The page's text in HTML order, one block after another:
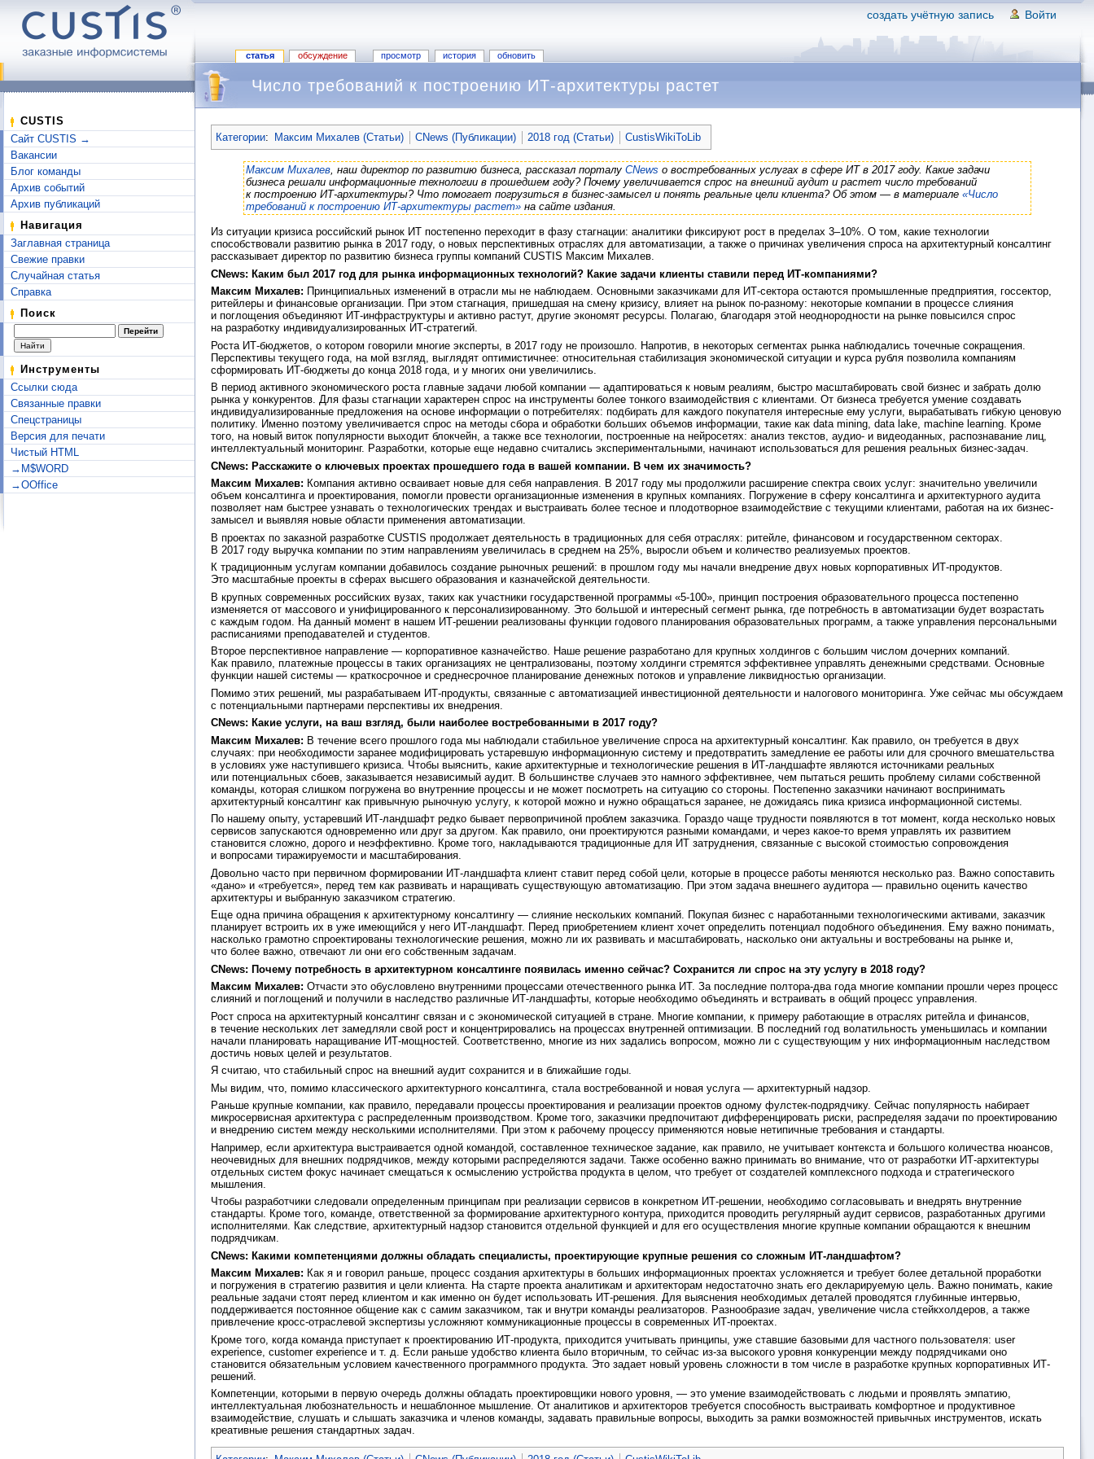
создать учётную запись Войти
статья обсуждение просмотр история обновить
CUSTIS
Сайт CUSTIS →
Вакансии
Блог команды
Архив событий
Архив публикаций
Навигация
Заглавная страница
Свежие правки
Случайная статья
Справка
Поиск
Инструменты
Ссылки сюда
Связанные правки
Спецстраницы
Версия для печати
Чистый HTML
→M$WORD
→OOffice
Число требований к построению ИТ-архитектуры растет
Категории: Максим Михалев (Статьи) CNews (Публикации) 2018 год (Статьи) CustisWikiToLib
Максим Михалев, наш директор по развитию бизнеса, рассказал порталу CNews о востребованных услугах в сфере ИТ в 2017 году. Какие задачи
бизнеса решали информационные технологии в прошедшем году? Почему увеличивается спрос на внешний аудит и растет число требований
к построению ИТ-архитектуры? Что помогает погрузиться в бизнес-замысел и понять реальные цели клиента? Об этом — в материале «Число
требований к построению ИТ-архитектуры растет» на сайте издания.
Из ситуации кризиса российский рынок ИТ постепенно переходит в фазу стагнации: аналитики фиксируют рост в пределах 3–10%. О том, какие технологии
способствовали развитию рынка в 2017 году, о новых перспективных отраслях для автоматизации, а также о причинах увеличения спроса на архитектурный консалтинг
рассказывает директор по развитию бизнеса группы компаний CUSTIS Максим Михалев.
CNews: Каким был 2017 год для рынка информационных технологий? Какие задачи клиенты ставили перед ИТ-компаниями?
Максим Михалев: Принципиальных изменений в отрасли мы не наблюдаем. Основными заказчиками для ИТ-сектора остаются промышленные предприятия, госсектор,
ритейлеры и финансовые организации. При этом стагнация, пришедшая на смену кризису, влияет на рынок по-разному: некоторые компании в процессе слияния
и поглощения объединяют ИТ-инфраструктуры и активно растут, другие экономят ресурсы. Полагаю, благодаря этой неоднородности на рынке повысился спрос
на разработку индивидуализированных ИТ-стратегий.
Роста ИТ-бюджетов, о котором говорили многие эксперты, в 2017 году не произошло. Напротив, в некоторых сегментах рынка наблюдались точечные сокращения.
Перспективы текущего года, на мой взгляд, выглядят оптимистичнее: относительная стабилизация экономической ситуации и курса рубля позволила компаниям
сформировать ИТ-бюджеты до конца 2018 года, и у многих они увеличились.
В период активного экономического роста главные задачи любой компании — адаптироваться к новым реалиям, быстро масштабировать свой бизнес и забрать долю
рынка у конкурентов. Для фазы стагнации характерен спрос на инструменты более тонкого взаимодействия с клиентами. От бизнеса требуется умение создавать
индивидуализированные предложения на основе информации о потребителях: подбирать для каждого покупателя интересные ему услуги, вырабатывать гибкую ценовую
политику. Именно поэтому увеличивается спрос на методы сбора и обработки больших объемов информации, такие как data mining, data lake, machine learning. Кроме
того, на новый виток популярности выходит блокчейн, а также все технологии, построенные на нейросетях: анализ текстов, аудио- и видеоданных, распознавание лиц,
интеллектуальный мониторинг. Разработки, которые еще недавно считались экспериментальными, начинают использоваться для решения реальных бизнес-задач.
CNews: Расскажите о ключевых проектах прошедшего года в вашей компании. В чем их значимость?
Максим Михалев: Компания активно осваивает новые для себя направления. В 2017 году мы продолжили расширение спектра своих услуг: значительно увеличили
объем консалтинга и проектирования, помогли провести организационные изменения в крупных компаниях. Погружение в сферу консалтинга и архитектурного аудита
позволяет нам быстрее узнавать о технологических трендах и выстраивать более тесное и плодотворное взаимодействие с текущими клиентами, работая на их бизнес-
замысел и выявляя новые области применения автоматизации.
В проектах по заказной разработке CUSTIS продолжает деятельность в традиционных для себя отраслях: ритейле, финансовом и государственном секторах.
В 2017 году выручка компании по этим направлениям увеличилась в среднем на 25%, выросли объем и количество реализуемых проектов.
К традиционным услугам компании добавилось создание рыночных решений: в прошлом году мы начали внедрение двух новых корпоративных ИТ-продуктов.
Это масштабные проекты в сферах высшего образования и казначейской деятельности.
В крупных современных российских вузах, таких как участники государственной программы «5-100», принцип построения образовательного процесса постепенно
изменяется от массового и унифицированного к персонализированному. Это большой и интересный сегмент рынка, где потребность в автоматизации будет возрастать
с каждым годом. На данный момент в нашем ИТ-решении реализованы функции годового планирования образовательных программ, а также управления персональными
расписаниями преподавателей и студентов.
Второе перспективное направление — корпоративное казначейство. Наше решение разработано для крупных холдингов с большим числом дочерних компаний.
Как правило, платежные процессы в таких организациях не централизованы, поэтому холдинги стремятся эффективнее управлять денежными средствами. Основные
функции нашей системы — краткосрочное и среднесрочное планирование денежных потоков и управление ликвидностью организации.
Помимо этих решений, мы разрабатываем ИТ-продукты, связанные с автоматизацией инвестиционной деятельности и налогового мониторинга. Уже сейчас мы обсуждаем
с потенциальными партнерами перспективы их внедрения.
CNews: Какие услуги, на ваш взгляд, были наиболее востребованными в 2017 году?
Максим Михалев: В течение всего прошлого года мы наблюдали стабильное увеличение спроса на архитектурный консалтинг. Как правило, он требуется в двух
случаях: при необходимости заранее модифицировать устаревшую информационную систему и предотвратить замедление ее работы или для срочного вмешательства
в условиях уже наступившего кризиса. Чтобы выяснить, какие архитектурные и технологические решения в ИТ-ландшафте являются источниками реальных
или потенциальных сбоев, заказывается независимый аудит. В большинстве случаев это намного эффективнее, чем пытаться решить проблему силами собственной
команды, которая слишком погружена во внутренние процессы и не может посмотреть на ситуацию со стороны. Постепенно заказчики начинают воспринимать
архитектурный консалтинг как привычную рыночную услугу, к которой можно и нужно обращаться заранее, не дожидаясь пика кризиса информационной системы.
По нашему опыту, устаревший ИТ-ландшафт редко бывает первопричиной проблем заказчика. Гораздо чаще трудности появляются в тот момент, когда несколько новых
сервисов запускаются одновременно или друг за другом. Как правило, они проектируются разными командами, и через какое-то время управлять их развитием
становится сложно, дорого и неэффективно. Кроме того, накладываются традиционные для ИТ затруднения, связанные с высокой стоимостью сопровождения
и вопросами тиражируемости и масштабирования.
Довольно часто при первичном формировании ИТ-ландшафта клиент ставит перед собой цели, которые в процессе работы меняются несколько раз. Важно сопоставить
«дано» и «требуется», перед тем как развивать и наращивать существующую автоматизацию. При этом задача внешнего аудитора — правильно оценить качество
архитектуры и выбранную заказчиком стратегию.
Еще одна причина обращения к архитектурному консалтингу — слияние нескольких компаний. Покупая бизнес с наработанными технологическими активами, заказчик
планирует встроить их в уже имеющийся у него ИТ-ландшафт. Перед приобретением клиент хочет определить потенциал подобного объединения. Ему важно понимать,
насколько грамотно спроектированы технологические решения, можно ли их развивать и масштабировать, насколько они актуальны и востребованы на рынке и,
что более важно, отвечают ли они его собственным задачам.
CNews: Почему потребность в архитектурном консалтинге появилась именно сейчас? Сохранится ли спрос на эту услугу в 2018 году?
Максим Михалев: Отчасти это обусловлено внутренними процессами отечественного рынка ИТ. За последние полтора-два года многие компании прошли через процесс
слияний и поглощений и получили в наследство различные ИТ-ландшафты, которые необходимо объединять и встраивать в общий процесс управления.
Рост спроса на архитектурный консалтинг связан и с экономической ситуацией в стране. Многие компании, к примеру работающие в отраслях ритейла и финансов,
в течение нескольких лет замедляли свой рост и концентрировались на процессах внутренней оптимизации. В последний год волатильность уменьшилась и компании
начали планировать наращивание ИТ-мощностей. Соответственно, многие из них задались вопросом, можно ли с существующим у них информационным наследством
достичь новых целей и результатов.
Я считаю, что стабильный спрос на внешний аудит сохранится и в ближайшие годы.
Мы видим, что, помимо классического архитектурного консалтинга, стала востребованной и новая услуга — архитектурный надзор.
Раньше крупные компании, как правило, передавали процессы проектирования и реализации проектов одному фулстек-подрядчику. Сейчас популярность набирает
микросервисная архитектура с распределенным производством. Кроме того, заказчики предпочитают дифференцировать риски, распределяя задачи по проектированию
и внедрению систем между несколькими исполнителями. При этом к рабочему процессу применяются новые нетипичные требования и стандарты.
Например, если архитектура выстраивается одной командой, составленное техническое задание, как правило, не учитывает контекста и большого количества нюансов,
неочевидных для внешних подрядчиков, между которыми распределяются задачи. Также особенно важно принимать во внимание, что от разработки ИТ-архитектуры
отдельных систем фокус начинает смещаться к осмыслению устройства продукта в целом, что требует от создателей комплексного подхода и стратегического
мышления.
Чтобы разработчики следовали определенным принципам при реализации сервисов в конкретном ИТ-решении, необходимо согласовывать и внедрять внутренние
стандарты. Кроме того, команде, ответственной за формирование архитектурного контура, приходится проводить регулярный аудит сервисов, разработанных другими
исполнителями. Как следствие, архитектурный надзор становится отдельной функцией и для его осуществления многие крупные компании обращаются к внешним
подрядчикам.
CNews: Какими компетенциями должны обладать специалисты, проектирующие крупные решения со сложным ИТ-ландшафтом?
Максим Михалев: Как я и говорил раньше, процесс создания архитектуры в больших информационных проектах усложняется и требует более детальной проработки
и погружения в стратегию развития и цели клиента. На старте проекта аналитикам и архитекторам недостаточно знать его декларируемую цель. Важно понимать, какие
реальные задачи стоят перед клиентом и как именно он будет использовать ИТ-решения. Для выяснения необходимых деталей проводятся глубинные интервью,
поддерживается постоянное общение как с самим заказчиком, так и внутри команды реализаторов. Разнообразие задач, увеличение числа стейкхолдеров, а также
привлечение кросс-отраслевой экспертизы усложняют коммуникационные процессы в современных ИТ-проектах.
Кроме того, когда команда приступает к проектированию ИТ-продукта, приходится учитывать принципы, уже ставшие базовыми для частного пользователя: user
experience, customer experience и т. д. Если раньше удобство клиента было вторичным, то сейчас из-за высокого уровня конкуренции между подрядчиками оно
становится обязательным условием качественного программного продукта. Это задает новый уровень сложности в том числе в разработке крупных корпоративных ИТ-
решений.
Компетенции, которыми в первую очередь должны обладать проектировщики нового уровня, — это умение взаимодействовать с людьми и проявлять эмпатию,
интеллектуальная любознательность и нешаблонное мышление. От аналитиков и архитекторов требуется способность выстраивать комфортное и продуктивное
взаимодействие, слушать и слышать заказчика и членов команды, задавать правильные вопросы, выходить за рамки возможностей привычных инструментов, искать
креативные решения стандартных задач.